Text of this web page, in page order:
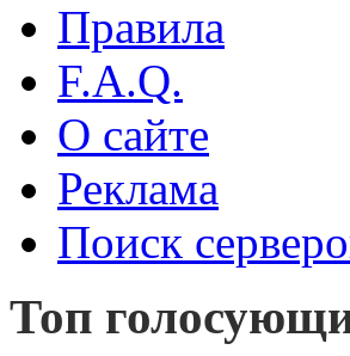
Правила
F.A.Q.
О сайте
Реклама
Поиск
Топ